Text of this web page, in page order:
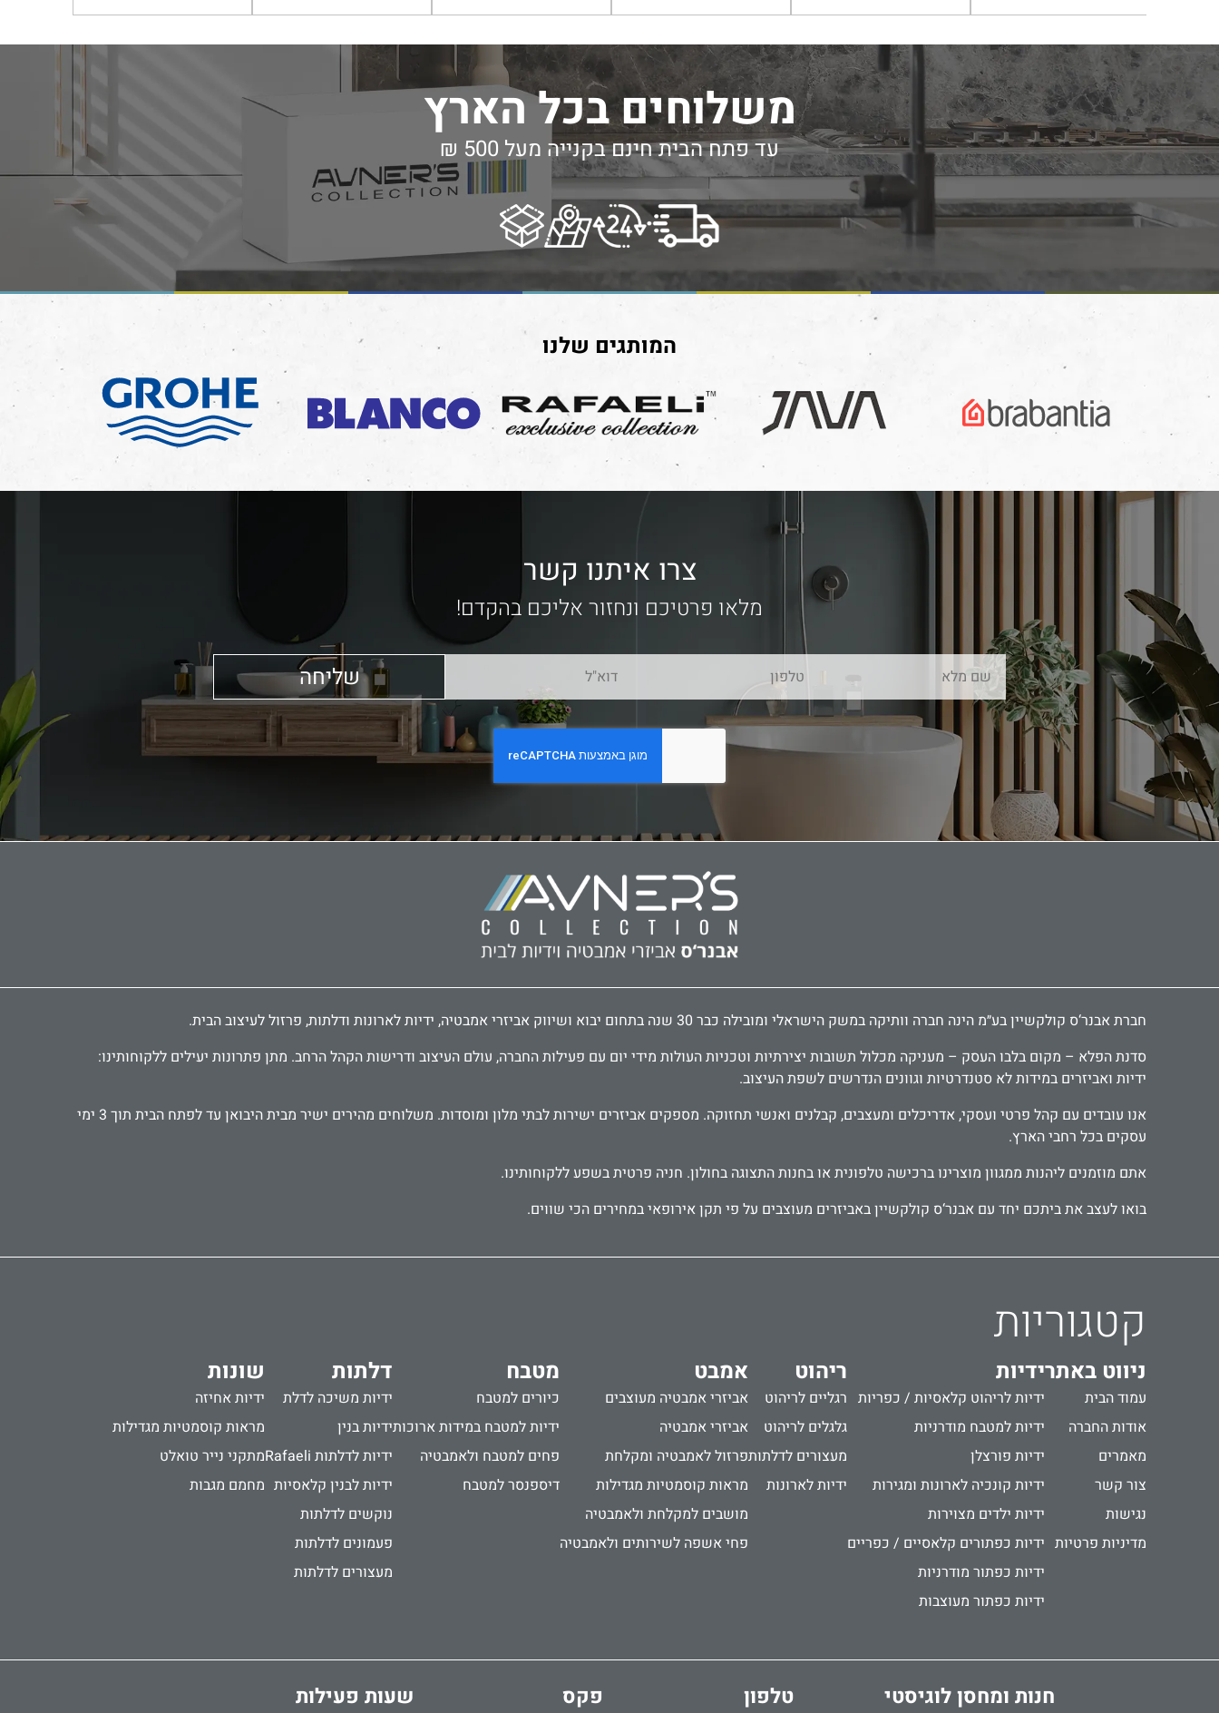
משלוחים בכל הארץ
עד פתח הבית חינם בקנייה מעל 500 ₪
המותגים שלנו
צרו איתנו קשר
מלאו פרטיכם ונחזור אליכם בהקדם!
שליחה
חברת אבנר‘ס קולקשיין בע״מ הינה חברה וותיקה במשק הישראלי ומובילה כבר 30 שנה בתחום יבוא ושיווק אביזרי אמבטיה, ידיות לארונות ודלתות, פרזול לעיצוב הבית.
סדנת הפלא – מקום בלבו העסק – מעניקה מכלול תשובות יצירתיות וטכניות העולות מידי יום עם פעילות החברה, עולם העיצוב ודרישות הקהל הרחב. מתן פתרונות יעילים ללקוחותינו:
ידיות ואביזרים במידות לא סטנדרטיות וגוונים הנדרשים לשפת העיצוב.
אנו עובדים עם קהל פרטי ועסקי, אדריכלים ומעצבים, קבלנים ואנשי תחזוקה. מספקים אביזרים ישירות לבתי מלון ומוסדות. משלוחים מהירים ישיר מבית היבואן עד לפתח הבית תוך 3 ימי
עסקים בכל רחבי הארץ.
אתם מוזמנים ליהנות ממגוון מוצרינו ברכישה טלפונית או בחנות התצוגה בחולון. חניה פרטית בשפע ללקוחותינו.
בואו לעצב את ביתכם יחד עם אבנר‘ס קולקשיין באביזרים מעוצבים על פי תקן אירופאי במחירים הכי שווים.
קטגוריות
ניווט באתר
עמוד הבית
אודות החברה
מאמרים
צור קשר
נגישות
מדיניות פרטיות
ידיות
ידיות לריהוט קלאסיות / כפריות
ידיות למטבח מודרניות
ידיות פורצלן
ידיות קונכיה לארונות ומגירות
ידיות ילדים מצוירות
ידיות כפתורים קלאסיים / כפריים
ידיות כפתור מודרניות
ידיות כפתור מעוצבות
ריהוט
רגליים לריהוט
גלגלים לריהוט
מעצורים לדלתות
ידיות לארונות
אמבט
אביזרי אמבטיה מעוצבים
אביזרי אמבטיה
פרזול לאמבטיה ומקלחת
מראות קוסמטיות מגדילות
מושבים למקלחת ולאמבטיה
פחי אשפה לשירותים ולאמבטיה
מטבח
כיורים למטבח
ידיות למטבח במידות ארוכות
פחים למטבח ולאמבטיה
דיספנסר למטבח
דלתות
ידיות משיכה לדלת
ידיות בנין
ידיות לדלתות Rafaeli
ידיות לבנין קלאסיות
נוקשים לדלתות
פעמונים לדלתות
מעצורים לדלתות
שונות
ידיות אחיזה
מראות קוסמטיות מגדילות
מתקני נייר טואלט
מחמם מגבות
חנות ומחסן לוגיסטי טלפון פקס שעות פעילות